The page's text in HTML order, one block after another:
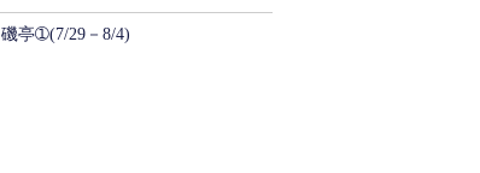
磯亭➀(7/29－8/4)